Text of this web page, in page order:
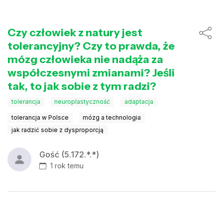
Czy człowiek z natury jest
tolerancyjny? Czy to prawda, że
mózg człowieka nie nadąża za
współczesnymi zmianami? Jeśli
tak, to jak sobie z tym radzi?
tolerancja neuroplastyczność adaptacja
tolerancja w Polsce
mózg a technologia
jak radzić sobie z dysproporcją
Gość (5.172.*.*)
1 rok temu